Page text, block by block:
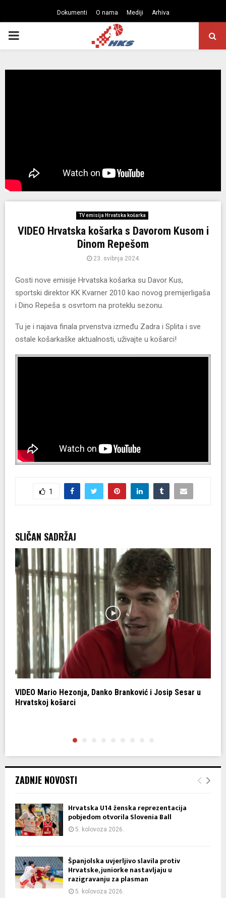
Dokumenti O nama Mediji Arhiva
PRIMARY
TV emisija Hrvatska košarka
VIDEO Hrvatska košarka s Davorom Kusom i
Dinom Repešom
23. svibnja 2024.
Gosti nove emisije Hrvatska košarka su Davor Kus,
sportski direktor KK Kvarner 2010 kao novog premijerligaša
i Dino Repeša s osvrtom na proteklu sezonu.
Tu je i najava finala prvenstva između Zadra i Splita i sve
ostale košarkaške aktualnosti, uživajte u košarci!
1
SLIČAN SADRŽAJ
VIDEO Mario Hezonja, Danko Branković i Josip Sesar u
Hrvatskoj košarci
ZADNJE NOVOSTI
Hrvatska U14 ženska reprezentacija
pobjedom otvorila Slovenia Ball
5. kolovoza 2026.
Španjolska uvjerljivo slavila protiv
Hrvatske, juniorke nastavljaju u
razigravanju za plasman
5. kolovoza 2026.